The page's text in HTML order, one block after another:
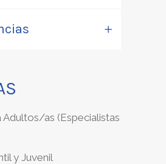
Adultos/as (Especialistas
y Juvenil